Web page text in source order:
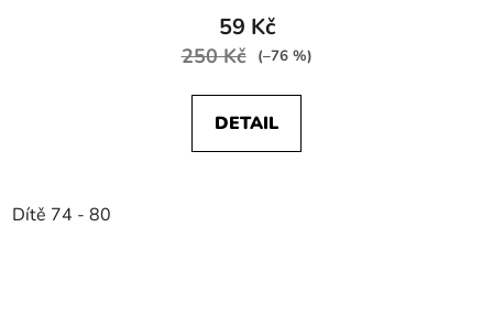
59 Kč
250 Kč (–76 %)
DETAIL
Dítě 74 - 80